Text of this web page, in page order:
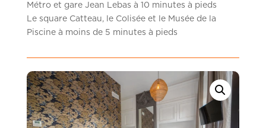
Métro et gare Jean Lebas à 10 minutes à pieds
Le square Catteau, le Colisée et le Musée de la
Piscine à moins de 5 minutes à pieds